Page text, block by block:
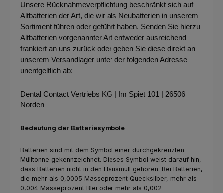
Unsere Rücknahmeverpflichtung beschränkt sich auf
Altbatterien der Art, die wir als Neubatterien in unserem
Sortiment führen oder geführt haben. Senden Sie hierzu
Altbatterien vorgenannter Art entweder ausreichend
frankiert an uns zurück oder geben Sie diese direkt an
unserem Versandlager unter der folgenden Adresse
unentgeltlich ab:
Dental Contact Vertriebs KG | Im Spiet 101 | 26506
Norden
Bedeutung der Batteriesymbole
Batterien sind mit dem Symbol einer durchgekreuzten
Mülltonne gekennzeichnet. Dieses Symbol weist darauf hin,
dass Batterien nicht in den Hausmüll gehören. Bei Batterien,
die mehr als 0,0005 Masseprozent Quecksilber, mehr als
0,004 Masseprozent Blei oder mehr als 0,002